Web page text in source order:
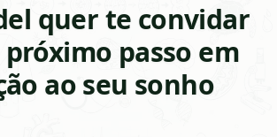
quer te convidar
passo em
ao seu sonho